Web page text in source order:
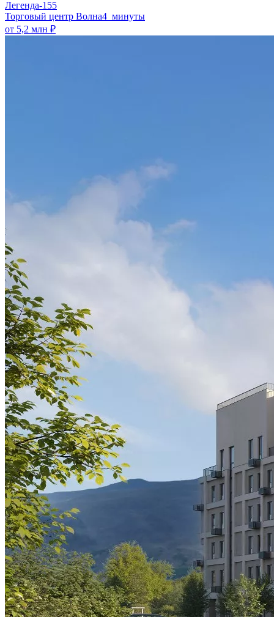
Легенда-155
​Торговый центр Волна4 минуты
от 5,2 млн ₽